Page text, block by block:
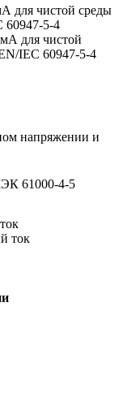
для чистой среды
60947-5-4
для чистой
IEC 60947-5-4
напряжении и
61000-4-5
ток